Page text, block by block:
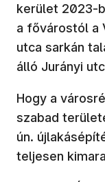
kerület 2023-
a fővárostól a
utca sarkán
álló Jurányi
Hogy a
szabad
ún.
teljesen